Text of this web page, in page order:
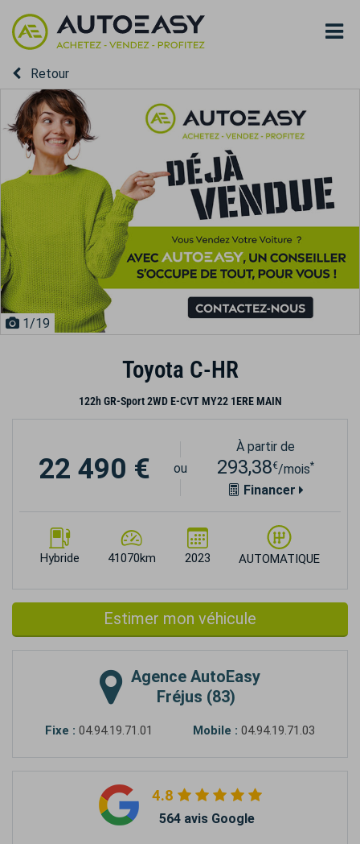
Retour
1/19
Toyota C-HR
122h GR-Sport 2WD E-CVT MY22 1ERE MAIN
Hybride 41070km 2023 AUTOMATIQUE
22 490 € ou
À partir de
293,38€/mois*
Financer
Estimer mon véhicule
Agence AutoEasy
Fréjus (83)
Fixe : 04.94.19.71.01 Mobile : 04.94.19.71.03
4.8
564 avis Google